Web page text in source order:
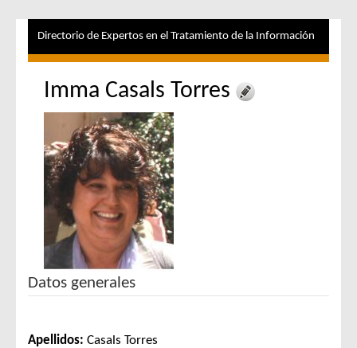
Directorio de Expertos en el Tratamiento de la Información
Imma Casals Torres
Datos generales
Apellidos: Casals Torres